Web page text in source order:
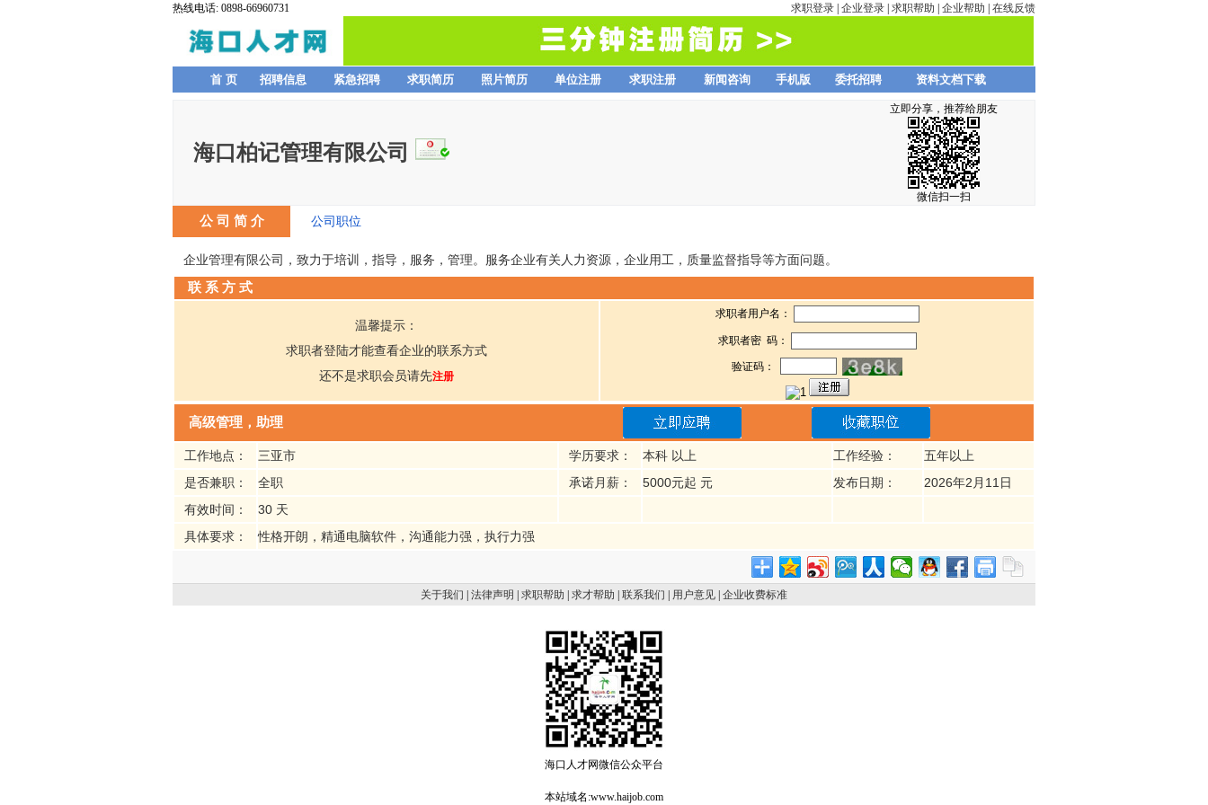
热线电话: 0898-66960731 求职登录 企业登录 求职帮助 企业帮助 在线反馈
首 页 招聘信息 紧急招聘 求职简历 照片简历 单位注册 求职注册 新闻咨询 手机版 委托招聘 资料文档下载
海口柏记管理有限公司
立即分享，推荐给朋友
微信扫一扫
公 司 简 介 公司职位
企业管理有限公司，致力于培训，指导，服务，管理。服务企业有关人力资源，企业用工，质量监督指导等方面问题。
联 系 方 式
温馨提示：
求职者登陆才能查看企业的联系方式
还不是求职会员请先注册
求职者用户名：
求职者密 码：
验证码：
高级管理，助理
工作地点： 三亚市 学历要求： 本科 以上 工作经验：
五年以上
是否兼职：
全职 承诺月薪： 5000元起 元 发布日期：
2026年2月11日
有效时间：
30 天
具体要求：
性格开朗，精通电脑软件，沟通能力强，执行力强
关于我们 法律声明 求职帮助 求才帮助 联系我们 用户意见 企业收费标准
海口人才网微信公众平台
本站域名:www.haijob.com